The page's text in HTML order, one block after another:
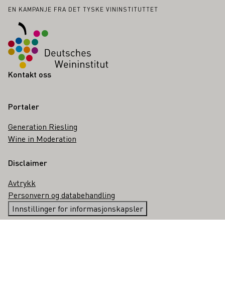
Bunntekst
EN KAMPANJE FRA DET TYSKE VININSTITUTTET
Kontakt oss
Portaler
Generation Riesling
Wine in Moderation
Disclaimer
Avtrykk
Personvern og databehandling
Innstillinger for informasjonskapsler